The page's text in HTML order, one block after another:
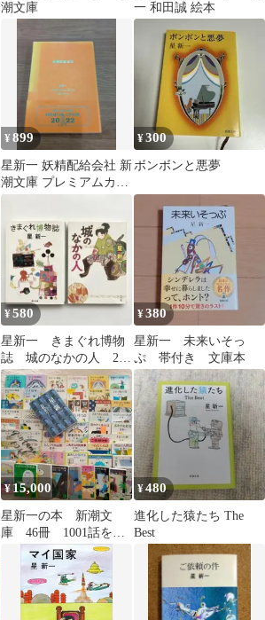
潮文庫
一 和田誠 絵本
¥899
星新一 妖精配給会社 新
潮文庫 プレミアムカバ
ー
¥300
ボンボンと悪夢
¥580
星新一 きまぐれ博物
誌 城のなかの人 2冊
セット 角川文庫
¥380
星新一 未来いそっ
ぷ 帯付き 文庫本
¥15,000
星新一の本 新潮文
庫 46冊 1001話をつ
くった人 真鍋博の
ショートショート
¥480
進化した猿たち The
Best